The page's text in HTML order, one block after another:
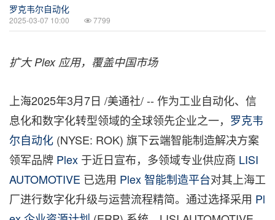
罗克韦尔自动化
2025-03-07 10:00 7799
扩大Plex 应用，覆盖中国市场
上海2025年3月7日 /美通社/ -- 作为工业自动化、信
息化和数字化转型领域的全球领先企业之一， 罗克韦
尔自动化 (NYSE: ROK) 旗下云端智能制造解决方案
领军品牌 Plex 于近日宣布，多领域专业供应商 LISI
AUTOMOTIVE 已选用 Plex 智能制造平台对其上海工
厂进行数字化升级与运营流程精简。通过选择采用 Pl